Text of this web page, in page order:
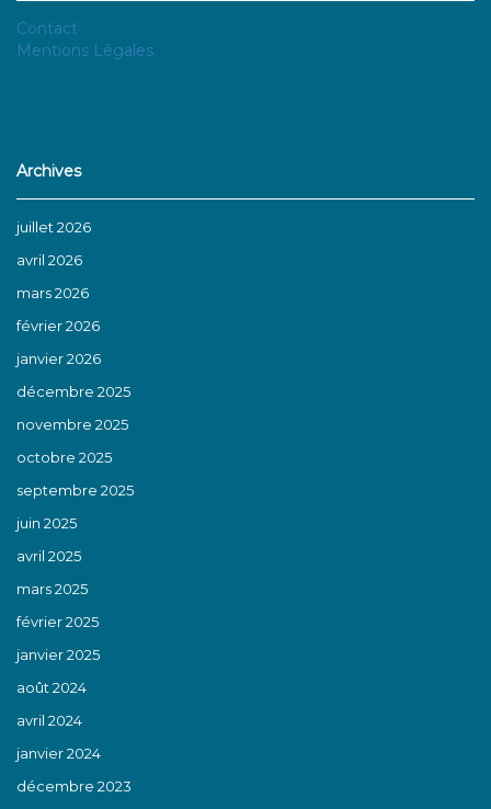
Contact
Mentions Légales
Archives
juillet 2026
avril 2026
mars 2026
février 2026
janvier 2026
décembre 2025
novembre 2025
octobre 2025
septembre 2025
juin 2025
avril 2025
mars 2025
février 2025
janvier 2025
août 2024
avril 2024
janvier 2024
décembre 2023